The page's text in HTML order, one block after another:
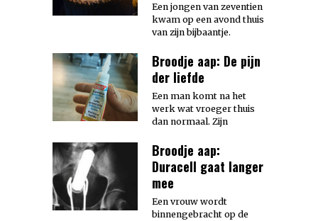
Een jongen van zeventien
kwam op een avond thuis
van zijn bijbaantje.
Broodje aap: De pijn
der liefde
Een man komt na het
werk wat vroeger thuis
dan normaal. Zijn
Broodje aap:
Duracell gaat langer
mee
Een vrouw wordt
binnengebracht op de